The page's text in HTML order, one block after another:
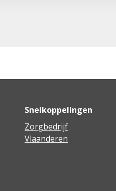
Snelkoppelingen
Zorgbedrijf
Vlaanderen